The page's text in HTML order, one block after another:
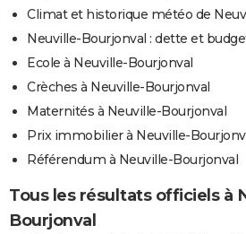
Climat et historique météo de
Neuville-Bourjonval : dette et
Ecole à Neuville-Bourjonval
Crèches à Neuville-Bourjonval
Maternités à Neuville-Bourjonval
Prix immobilier à Neuville-
Référendum à Neuville-Bourjonval
Tous les résultats officiels à
Bourjonval